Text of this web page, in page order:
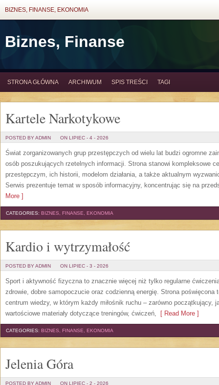
BIZNES, FINANSE, EKONOMIA
Biznes, Finanse
STRONA GŁÓWNA ARCHIWUM SPIS TREŚCI TAGI
Kartele Narkotykowe
POSTED BY ADMIN ON LIPIEC - 4 - 2026
Świat zorganizowanych grup przestępczych od wielu lat budzi ogromne
osób poszukujących rzetelnych informacji. Strona stanowi kompleksowe
przestępczym, ich historii, modelom działania, a także aktualnym
Serwis prezentuje temat w sposób informacyjny, koncentrując się na
More ]
CATEGORIES: BIZNES, FINANSE, EKONOMIA
Kardio i wytrzymałość
POSTED BY ADMIN ON LIPIEC - 3 - 2026
Sport i aktywność fizyczna to znacznie więcej niż tylko regularne
zdrowie, dobre samopoczucie oraz codzienną energię. Strona poświęcona
centrum wiedzy, w którym każdy miłośnik ruchu – zarówno początkujący,
wartościowe materiały dotyczące treningów, ćwiczeń, [ Read More ]
CATEGORIES: BIZNES, FINANSE, EKONOMIA
Jelenia Góra
POSTED BY ADMIN ON LIPIEC - 2 - 2026